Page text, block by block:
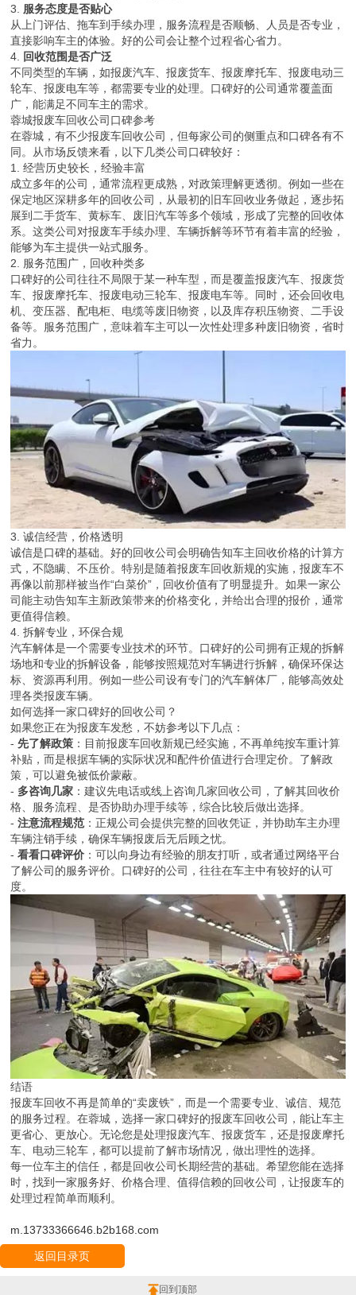
3. 服务态度是否贴心
从上门评估、拖车到手续办理，服务流程是否顺畅、人员是否专业，
直接影响车主的体验。好的公司会让整个过程省心省力。
4.
回收范围是否广泛
不同类型的车辆，如报废汽车、报废货车、报废摩托车、报废电动三
轮车、报废电车等，都需要专业的处理。口碑好的公司通常覆盖面
广，能满足不同车主的需求。
蓉城报废车回收公司口碑参考
在蓉城，有不少报废车回收公司，但每家公司的侧重点和口碑各有不
同。从市场反馈来看，以下几类公司口碑较好：
1. 经营历史较长，经验丰富
成立多年的公司，通常流程更成熟，对政策理解更透彻。例如一些在
保定地区深耕多年的回收公司，从最初的旧车回收业务做起，逐步拓
展到二手货车、黄标车、废旧汽车等多个领域，形成了完整的回收体
系。这类公司对报废车手续办理、车辆拆解等环节有着丰富的经验，
能够为车主提供一站式服务。
2. 服务范围广，回收种类多
口碑好的公司往往不局限于某一种车型，而是覆盖报废汽车、报废货
车、报废摩托车、报废电动三轮车、报废电车等。同时，还会回收电
机、变压器、配电柜、电缆等废旧物资，以及库存积压物资、二手设
备等。服务范围广，意味着车主可以一次性处理多种废旧物资，省时
省力。
3. 诚信经营，价格透明
诚信是口碑的基础。好的回收公司会明确告知车主回收价格的计算方
式，不隐瞒、不压价。特别是随着报废车回收新规的实施，报废车不
再像以前那样被当作“白菜价”，回收价值有了明显提升。如果一家公
司能主动告知车主新政策带来的价格变化，并给出合理的报价，通常
更值得信赖。
4. 拆解专业，环保合规
汽车解体是一个需要专业技术的环节。口碑好的公司拥有正规的拆解
场地和专业的拆解设备，能够按照规范对车辆进行拆解，确保环保达
标、资源再利用。例如一些公司设有专门的汽车解体厂，能够高效处
理各类报废车辆。
如何选择一家口碑好的回收公司？
如果您正在为报废车发愁，不妨参考以下几点：
-先了解政策 ：目前报废车回收新规已经实施，不再单纯按车重计算
补贴，而是根据车辆的实际状况和配件价值进行合理定价。了解政
策，可以避免被低价蒙蔽。
- 多咨询几家 ：建议先电话或线上咨询几家回收公司，了解其回收价
格、服务流程、是否协助办理手续等，综合比较后做出选择。
-注意流程规范 ：正规公司会提供完整的回收凭证，并协助车主办理
车辆注销手续，确保车辆报废后无后顾之忧。
-看看口碑评价 ：可以向身边有经验的朋友打听，或者通过网络平台
了解公司的服务评价。口碑好的公司，往往在车主中有较好的认可
度。
结语
报废车回收不再是简单的“卖废铁”，而是一个需要专业、诚信、规范
的服务过程。在蓉城，选择一家口碑好的报废车回收公司，能让车主
更省心、更放心。无论您是处理报废汽车、报废货车，还是报废摩托
车、电动三轮车，都可以提前了解市场情况，做出理性的选择。
每一位车主的信任，都是回收公司长期经营的基础。希望您能在选择
时，找到一家服务好、价格合理、值得信赖的回收公司，让报废车的
处理过程简单而顺利。
m.13733366646.b2b168.com
返回目录页
回到顶部